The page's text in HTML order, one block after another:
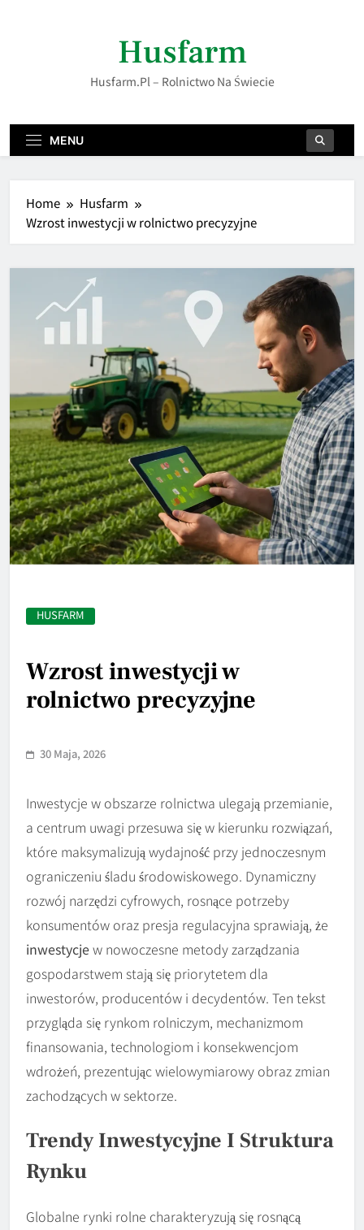
Husfarm
Husfarm.pl – Rolnictwo Na Świecie
MENU
Home
Husfarm
Wzrost inwestycji w rolnictwo precyzyjne
HUSFARM
Wzrost inwestycji w
rolnictwo precyzyjne
30 Maja, 2026
Inwestycje w obszarze rolnictwa ulegają przemianie,
a centrum uwagi przesuwa się w kierunku rozwiązań,
które maksymalizują wydajność przy jednoczesnym
ograniczeniu śladu środowiskowego. Dynamiczny
rozwój narzędzi cyfrowych, rosnące potrzeby
konsumentów oraz presja regulacyjna sprawiają, że
inwestycjew nowoczesne metody zarządzania
gospodarstwem stają się priorytetem dla
inwestorów, producentów i decydentów. Ten tekst
przygląda się rynkom rolniczym, mechanizmom
finansowania, technologiom i konsekwencjom
wdrożeń, prezentując wielowymiarowy obraz zmian
zachodzących w sektorze.
Trendy Inwestycyjne I Struktura
Rynku
Globalne rynki rolne charakteryzują się rosnącą